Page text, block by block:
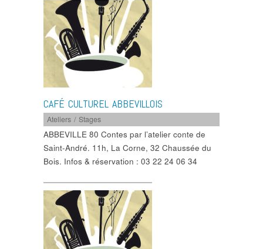
CAFÉ CULTUREL ABBEVILLOIS
Ateliers / Stages
ABBEVILLE 80 Contes par l’atelier conte de
Saint-André. 11h, La Corne, 32 Chaussée du
Bois. Infos & réservation : 03 22 24 06 34